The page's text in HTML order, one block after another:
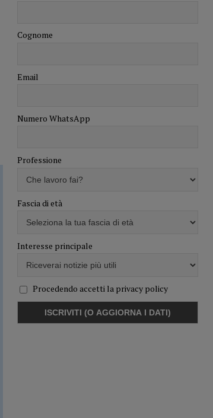
Cognome
Email
Numero WhatsApp
Professione
Fascia di età
Interesse principale
Procedendo accetti la privacy policy